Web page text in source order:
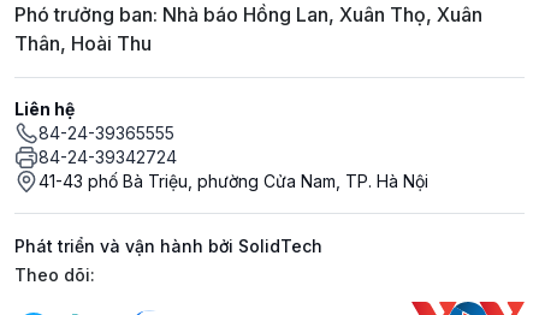
Phó trưởng ban: Nhà báo Hồng Lan, Xuân Thọ, Xuân
Thân, Hoài Thu
Liên hệ
84-24-39365555
84-24-39342724
41-43 phố Bà Triệu, phường Cửa Nam, TP. Hà Nội
Phát triển và vận hành bởi SolidTech
Mạng xã hội
Theo dõi: